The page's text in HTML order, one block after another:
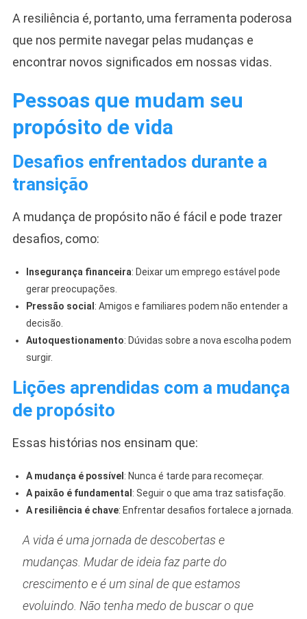
A resiliência é, portanto, uma ferramenta poderosa
que nos permite navegar pelas mudanças e
encontrar novos significados em nossas vidas.
Pessoas que mudam seu
propósito de vida
Desafios enfrentados durante a
transição
A mudança de propósito não é fácil e pode trazer
desafios, como:
Insegurança financeira: Deixar um emprego estável pode
gerar preocupações.
Pressão social : Amigos e familiares podem não entender a
decisão.
Autoquestionamento: Dúvidas sobre a nova escolha podem
surgir.
Lições aprendidas com a mudança
de propósito
Essas histórias nos ensinam que:
A mudança é possível : Nunca é tarde para recomeçar.
A paixão é fundamental : Seguir o que ama traz satisfação.
A resiliência é chave: Enfrentar desafios fortalece a jornada.
A vida é uma jornada de descobertas e
mudanças. Mudar de ideia faz parte do
crescimento e é um sinal de que estamos
evoluindo. Não tenha medo de buscar o que